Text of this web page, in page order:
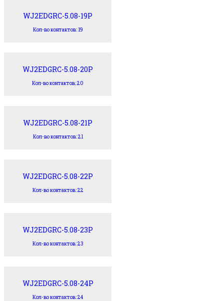
WJ2EDGRC-5.08-19P
Кол-во контактов: 19
WJ2EDGRC-5.08-20P
Кол-во контактов: 20
WJ2EDGRC-5.08-21P
Кол-во контактов: 21
WJ2EDGRC-5.08-22P
Кол-во контактов: 22
WJ2EDGRC-5.08-23P
Кол-во контактов: 23
WJ2EDGRC-5.08-24P
Кол-во контактов: 24